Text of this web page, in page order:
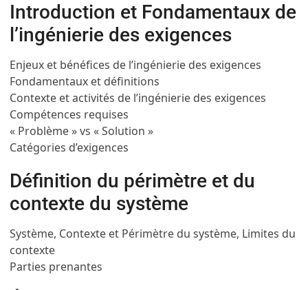
Introduction et Fondamentaux de
l’ingénierie des exigences
Enjeux et bénéfices de l’ingénierie des exigences
Fondamentaux et définitions
Contexte et activités de l’ingénierie des exigences
Compétences requises
« Problème » vs « Solution »
Catégories d’exigences
Définition du périmètre et du
contexte du système
Système, Contexte et Périmètre du système, Limites du
contexte
Parties prenantes